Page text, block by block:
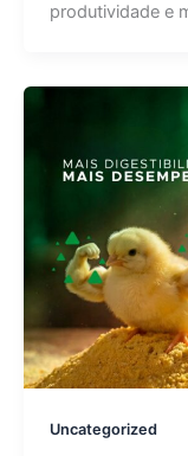
produtividade e
Uncategorized